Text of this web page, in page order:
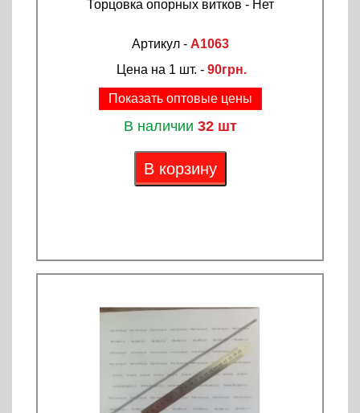
Торцовка опорных витков - Нет
Артикул - A1063
Цена на 1 шт. - 90грн.
Показать оптовые цены
В наличии 32 шт
В корзину